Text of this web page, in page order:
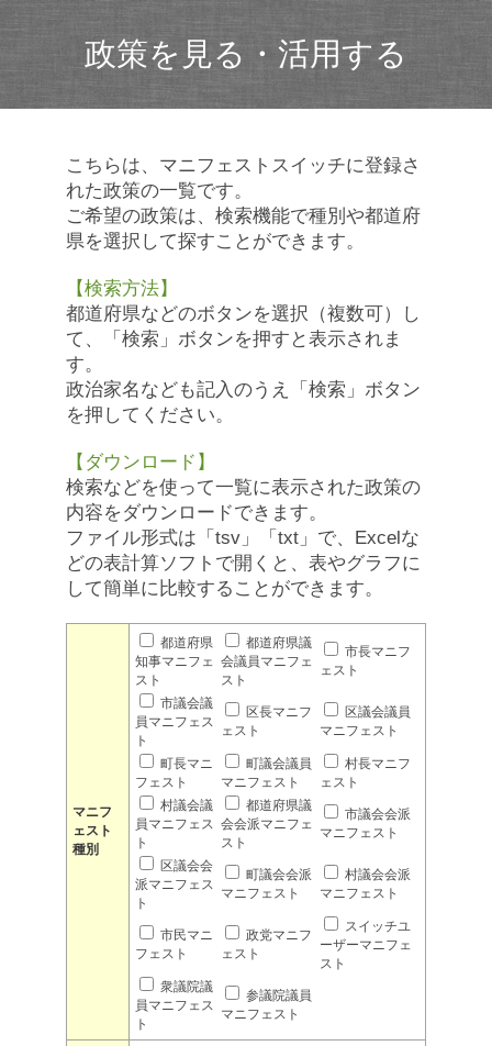
政策を見る・活用する
こちらは、マニフェストスイッチに登録さ
れた政策の一覧です。
ご希望の政策は、検索機能で種別や都道府
県を選択して探すことができます。
【検索方法】
都道府県などのボタンを選択（複数可）し
て、「検索」ボタンを押すと表示されま
す。
政治家名なども記入のうえ「検索」ボタン
を押してください。
【ダウンロード】
検索などを使って一覧に表示された政策の
内容をダウンロードできます。
ファイル形式は「tsv」「txt」で、Excelな
どの表計算ソフトで開くと、表やグラフに
して簡単に比較することができます。
マニフ
ェスト
種別
都道府県
知事マニフェ
スト
都道府県議
会議員マニフェ
スト
市長マニフ
ェスト
市議会議
員マニフェス
ト
区長マニフ
ェスト
区議会議員
マニフェスト
町長マニ
フェスト
町議会議員
マニフェスト
村長マニフ
ェスト
村議会議
員マニフェス
ト
都道府県議
会会派マニフェ
スト
市議会会派
マニフェスト
区議会会
派マニフェス
ト
町議会会派
マニフェスト
村議会会派
マニフェスト
市民マニ
フェスト
政党マニフ
ェスト
スイッチユ
ーザーマニフェ
スト
衆議院議
員マニフェス
ト
参議院議員
マニフェスト